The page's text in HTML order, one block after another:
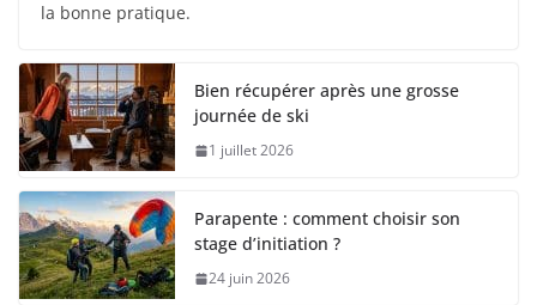
la bonne pratique.
Bien récupérer après une grosse
journée de ski
1 juillet 2026
Parapente : comment choisir son
stage d’initiation ?
24 juin 2026